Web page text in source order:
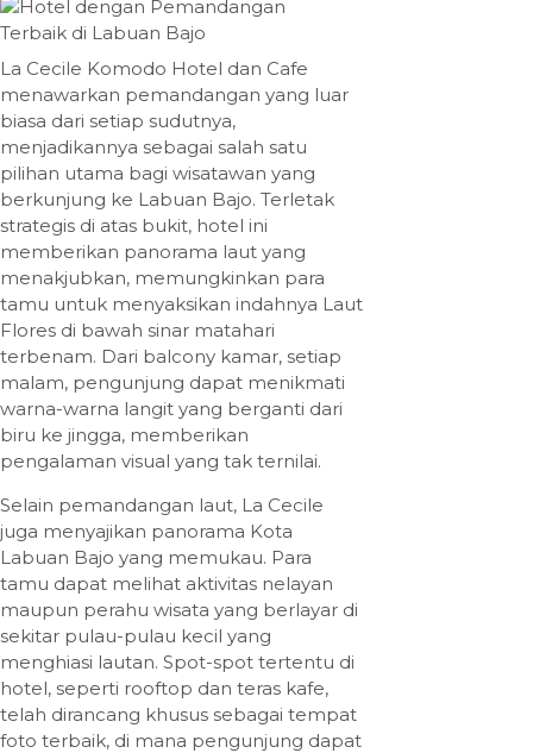
La Cecile Komodo Hotel dan Cafe
menawarkan pemandangan yang luar
biasa dari setiap sudutnya,
menjadikannya sebagai salah satu
pilihan utama bagi wisatawan yang
berkunjung ke Labuan Bajo. Terletak
strategis di atas bukit, hotel ini
memberikan panorama laut yang
menakjubkan, memungkinkan para
tamu untuk menyaksikan indahnya Laut
Flores di bawah sinar matahari
terbenam. Dari balcony kamar, setiap
malam, pengunjung dapat menikmati
warna-warna langit yang berganti dari
biru ke jingga, memberikan
pengalaman visual yang tak ternilai.
Selain pemandangan laut, La Cecile
juga menyajikan panorama Kota
Labuan Bajo yang memukau. Para
tamu dapat melihat aktivitas nelayan
maupun perahu wisata yang berlayar di
sekitar pulau-pulau kecil yang
menghiasi lautan. Spot-spot tertentu di
hotel, seperti rooftop dan teras kafe,
telah dirancang khusus sebagai tempat
foto terbaik, di mana pengunjung dapat